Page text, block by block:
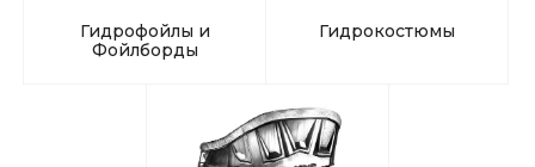
Гидрофойлы и
Фойлборды
Гидрокостюмы